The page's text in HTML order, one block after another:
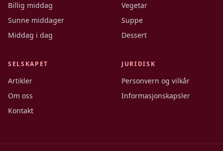
Billig middag
Sunne middager
Middag i dag
Vegetar
Suppe
Dessert
SELSKAPET
Artikler
Om oss
Kontakt
JURIDISK
Personvern og vilkår
Informasjonskapsler